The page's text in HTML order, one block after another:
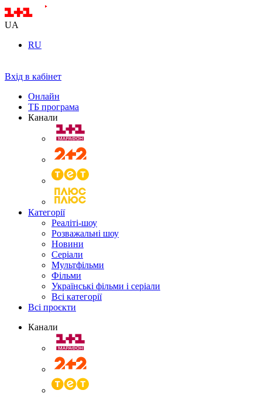
UA
RU
Вхід в кабінет
Онлайн
ТБ програма
Канали
Категорії
Реаліті-шоу
Розважальні шоу
Новини
Серіали
Мультфільми
Фільми
Українські фільми і серіали
Всі категорії
Всі проєкти
Канали